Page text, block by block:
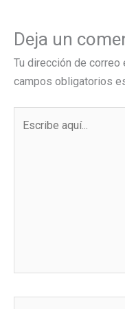
Deja un
Tu dirección de correo
campos obligatorios